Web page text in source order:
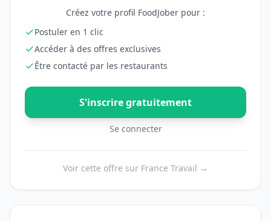
Créez votre profil FoodJober pour :
Postuler en 1 clic
Accéder à des offres exclusives
Être contacté par les restaurants
S'inscrire gratuitement
Se connecter
Voir cette offre sur France Travail →